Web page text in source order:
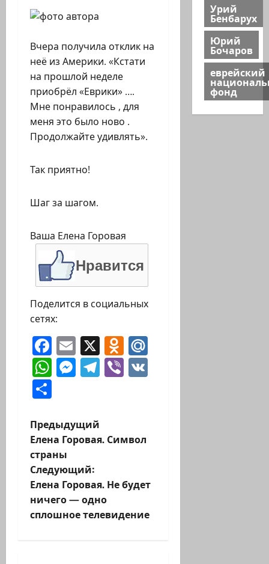
Вчера получила отклик на
неё из Америки. «Кстати
на прошлой неделе
приобрёл «Еврики» ….
Мне понравилось , для
меня это было ново .
Продолжайте удивлять».
Так приятно!
Шаг за шагом.
Ваша Елена Горовая
Нравится
Поделится в социальных
сетях:
Facebook
Email
X Odnoklassniki
WhatsApp
Messenger
Telegram
Viber
Н
а
в
и
Предыдущий
Елена Горовая. Символ
страны
Следующий:
Елена Горовая. Не будет
ничего — одно
сплошное телевидение
Урий
Бенбарух
Юрий
Бочаров
еврейский
фонд